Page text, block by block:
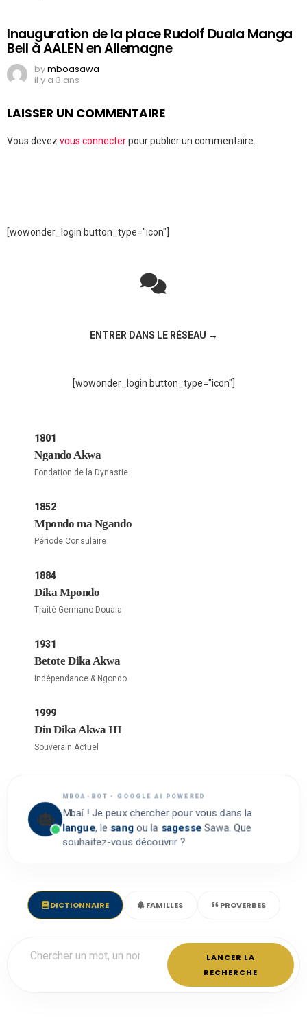
Inauguration de la place Rudolf Duala Manga
Bell à AALEN en Allemagne
bymboasawa
il y a 3 ans
LAISSER UN COMMENTAIRE
Vous devez vous connecterpour publier un commentaire.
[wowonder_login button_type="icon"]
ENTRER DANS LE RÉSEAU →
[wowonder_login button_type="icon"]
1801
Ngando Akwa
Fondation de la Dynastie
1852
Mpondo ma Ngando
Période Consulaire
1884
Dika Mpondo
Traité Germano-Douala
1931
Betote Dika Akwa
Indépendance & Ngondo
1999
Din Dika Akwa III
Souverain Actuel
MBOA-BOT • GOOGLE AI POWERED
Mbaí ! Je peux chercher pour vous dans la
langue, le sangou la sagesse Sawa. Que
souhaitez-vous découvrir ?
DICTIONNAIRE FAMILLES PROVERBES
LANCER LA
RECHERCHE